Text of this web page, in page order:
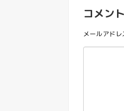
コメン
メールアドレ